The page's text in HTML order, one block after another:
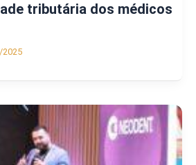
tributária dos médicos
2025